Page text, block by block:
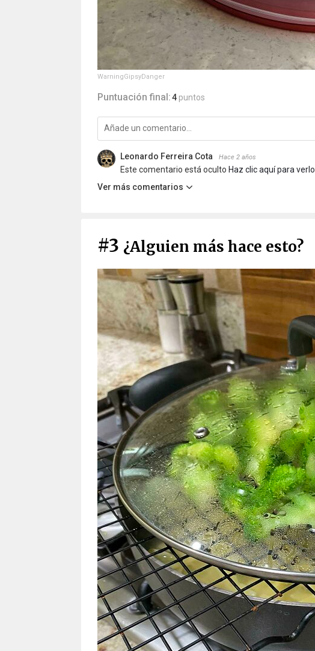
WarningGipsyDanger
Puntuación final:4 puntos
Leonardo Ferreira Cota Hace 2 años
Este comentario está oculto Haz clic aquí para verlo
Ver más comentarios
#3 ¿Alguien más hace esto?